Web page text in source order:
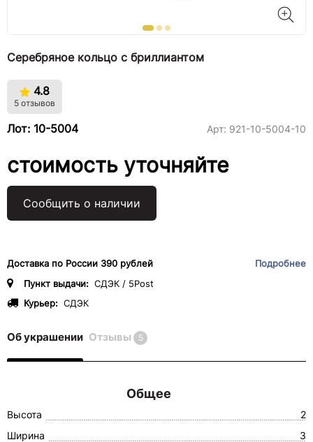
Серебряное кольцо с бриллиантом
4.8
5 отзывов
Лот: 10-5004 Арт: 921-10-5004-10
стоимость уточняйте
Сообщить о наличии
Доставка по России 390 рублей
Подробнее
Пункт выдачи: СДЭК / 5Post
Курьер: СДЭК
Об украшении Отзывы 5
Общее
Высота
2
Ширина
3